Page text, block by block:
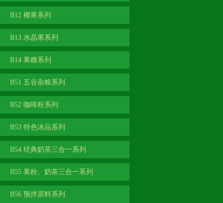
B12 椰果系列
B13 水晶果系列
B14 果糖系列
B51 五谷杂粮系列
B52 咖啡粉系列
B53 特色冰品系列
B54 经典奶茶三合一系列
B55 果粉、奶茶三合一系列
B56 预拌原料系列